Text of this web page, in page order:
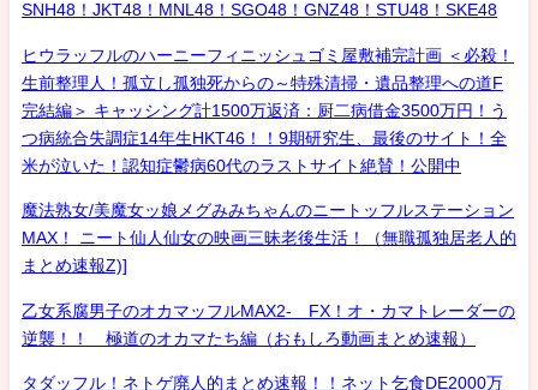
SNH48！JKT48！MNL48！SGO48！GNZ48！STU48！SKE48
ヒウラッフルのハーニーフィニッシュゴミ屋敷補完計画 ＜必殺！
生前整理人！孤立し孤独死からの～特殊清掃・遺品整理への道F
完結編＞ キャッシング計1500万返済：厨二病借金3500万円！う
つ病統合失調症14年生HKT46！！9期研究生、最後のサイト！全
米が泣いた！認知症鬱病60代のラストサイト絶賛！公開中
魔法熟女/美魔女ッ娘メグみみちゃんのニートッフルステーション
MAX！ ニート仙人仙女の映画三昧老後生活！（無職孤独居老人的
まとめ速報Z)]
乙女系腐男子のオカマッフルMAX2- FX！オ・カマトレーダーの
逆襲！！ 極道のオカマたち編（おもしろ動画まとめ速報）
タダッフル！ネトゲ廃人的まとめ速報！！ネット乞食DE2000万